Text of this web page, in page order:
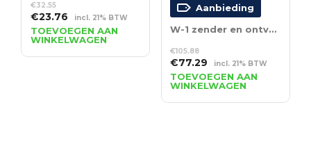
€32.55
Oorspronkelijke
prijs
was:
€32.55.
€23.76Huidige
prijs
is:
€23.76.
incl. 21% BTW
TOEVOEGEN AAN
WINKELWAGEN
Aanbieding
W-1 zender en ontvanger voor ondersteunde Antari-producten
€105.88
Oorspronkelijke
prijs
was:
€105.88.
€77.29 Huidige
prijs
is:
€77.29.
incl. 21% BTW
TOEVOEGEN AAN
WINKELWAGEN